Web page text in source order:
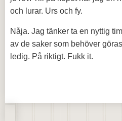
och lurar. Urs och fy.
Nåja. Jag tänker ta en nyttig
av de saker som behöver
ledig. På riktigt. Fukk it.